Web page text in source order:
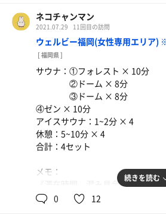
一旦寝ます！
天然温泉でお肌もすべすべ。
・アメニティも充実しており、
選べるシャンコンもありました
そして感動したのがリファの
シャワーヘッド！
毛穴の奥まで洗われるようなス
クセになります。
・お部屋ではまったりしたり、
軽くお酒を飲んで過ごしたり、
おうちのようなリラックス空間で
その上いつでもサウナに行けると
・デイリーユースで入ったので
次回は泊まりで来て夜鳴きそば
いただきたい！
ネコチャンマン
2021.07.29 11回目の訪問
ウェルビー福岡(女性専用エリア
[ 福岡県 ]
サウナ：①フォレスト × 10分
②ドーム × 8分
③ドーム × 8分
④ゼン × 10分
アイスサウナ：1~2分 × 4
休憩：5~10分 × 4
合計：4セット
メモ：
《滞在時間 混み具合》
平日木曜の17時半から20時半ま
続きを読む
0 12